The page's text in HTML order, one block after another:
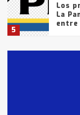
5
Los
La
entre